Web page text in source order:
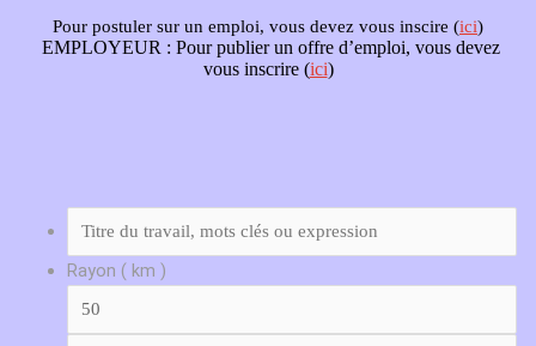
Pour postuler sur un emploi, vous devez vous inscire (ici)
EMPLOYEUR : Pour publier un offre d’emploi, vous devez
vous inscrire (ici)
Rayon ( km )